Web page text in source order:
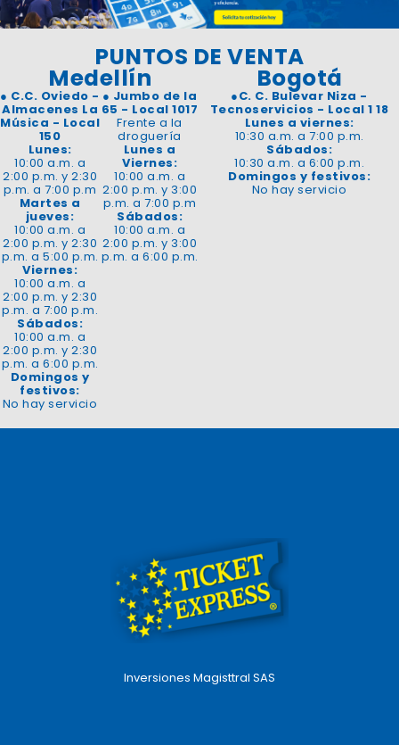
PUNTOS DE VENTA
Medellín
● C.C. Oviedo -
Almacenes La
Música - Local
150
Lunes:
10:00 a.m. a
2:00 p.m. y 2:30
p.m. a 7:00 p.m
Martes a
jueves:
10:00 a.m. a
2:00 p.m. y 2:30
p.m. a 5:00 p.m.
Viernes:
10:00 a.m. a
2:00 p.m. y 2:30
p.m. a 7:00 p.m.
Sábados:
10:00 a.m. a
2:00 p.m. y 2:30
p.m. a 6:00 p.m.
Domingos y
festivos:
No hay servicio
● Jumbo de la
65 - Local 1017
Frente a la
droguería
Lunes a
Viernes:
10:00 a.m. a
2:00 p.m. y 3:00
p.m. a 7:00 p.m
Sábados:
10:00 a.m. a
2:00 p.m. y 3:00
p.m. a 6:00 p.m.
Bogotá
●C. C. Bulevar Niza -
Tecnoservicios - Local 1 18
Lunes a viernes:
10:30 a.m. a 7:00 p.m.
Sábados:
10:30 a.m. a 6:00 p.m.
Domingos y festivos:
No hay servicio
Inversiones Magisttral SAS